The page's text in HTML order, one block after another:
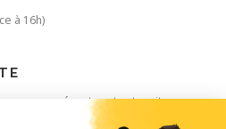
à 16h)
vous présenter et votre site ou